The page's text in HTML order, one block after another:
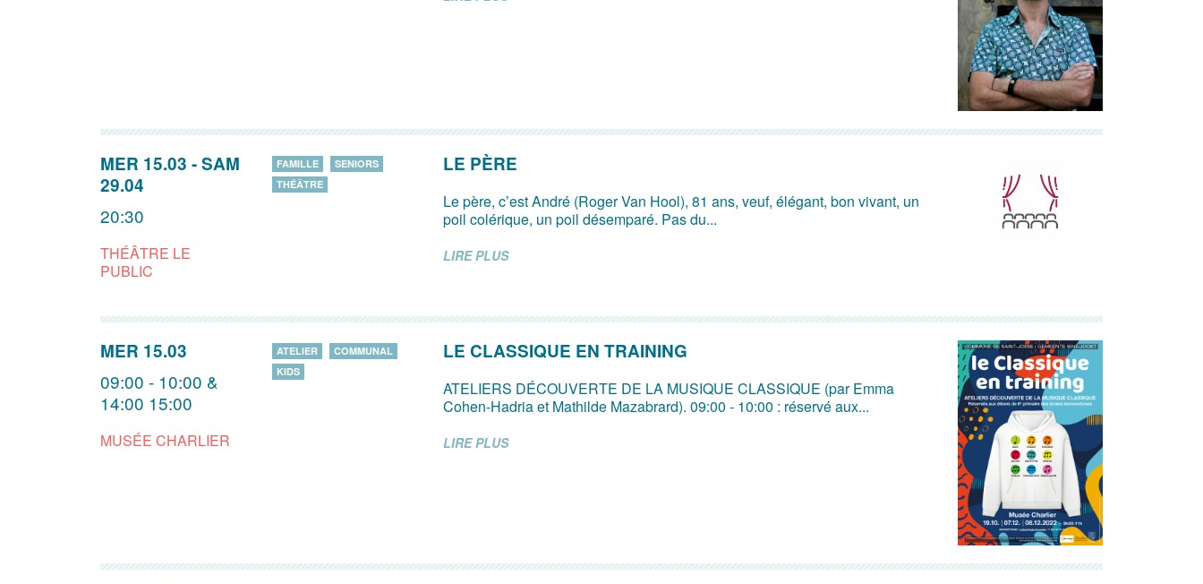
MER 15.03 -SAM
29.04
20:30
THÉÂTRE LE
PUBLIC
FAMILLE
SENIORS
THÉÂTRE
LE PÈRE
Le père, c’est André (Roger Van Hool), 81 ans, veuf, élégant, bon vivant, un
poil colérique, un poil désemparé. Pas du...
LIRE PLUS
MER 15.03
09:00 - 10:00 &
14:00 15:00
MUSÉE CHARLIER
ATELIER
COMMUNAL
KIDS
LE CLASSIQUE EN TRAINING
ATELIERS DÉCOUVERTE DE LA MUSIQUE CLASSIQUE (par Emma
Cohen-Hadria et Mathilde Mazabrard). 09:00 - 10:00 : réservé aux...
LIRE PLUS